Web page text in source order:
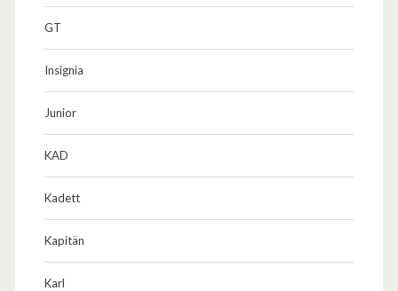
GT
Insignia
Junior
KAD
Kadett
Kapitän
Karl